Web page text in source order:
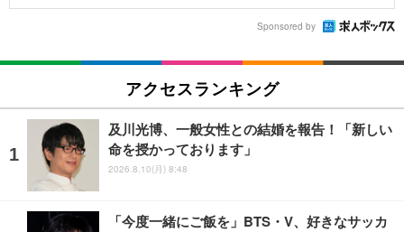
Sponsored by
アクセスランキング
及川光博、一般女性との結婚を報告！「新しい
命を授かっております」
2026.8.10(月) 8:48
「今度一緒にご飯を」BTS・V、好きなサッカ